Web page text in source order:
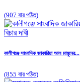
(907 বার পঠিত)
কালীগঞ্জে সাংবাদিক জাকারিয়া আল মামুনের...
(855 বার পঠিত)